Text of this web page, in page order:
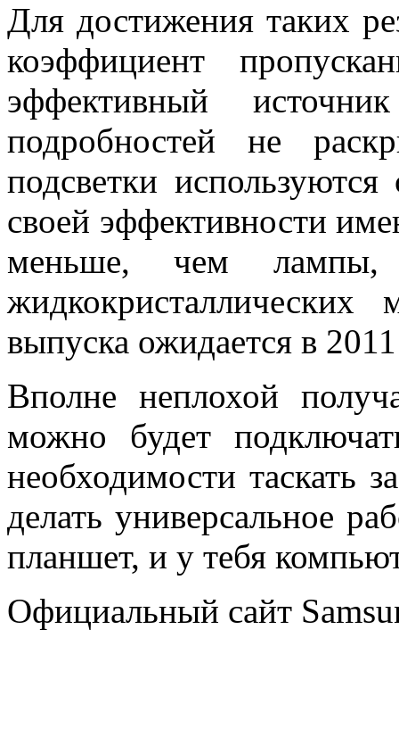
Для достижения таких
коэффициент
эффективный
подробностей не
подсветки
своей эффективности
меньше, чем
жидкокристаллических
выпуска ожидается в
Вполне неплохой
можно будет
необходимости таскать
делать универсальное
планшет, и у тебя
Официальный сайт